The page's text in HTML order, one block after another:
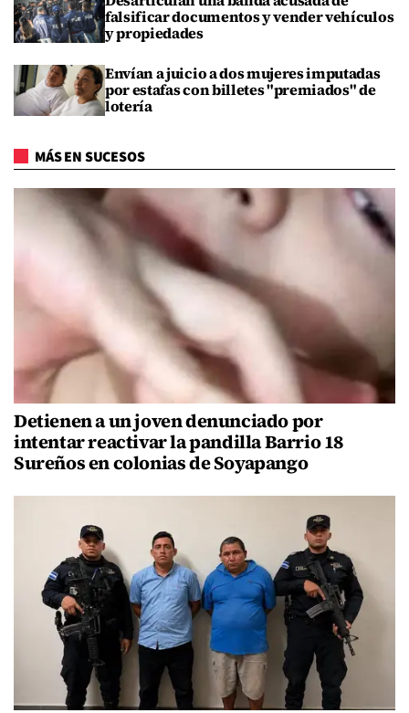
falsificar documentos y vender vehículos
y propiedades
Envían a juicio a dos mujeres imputadas
por estafas con billetes "premiados" de
lotería
MÁS EN SUCESOS
Detienen a un joven denunciado por
intentar reactivar la pandilla Barrio 18
Sureños en colonias de Soyapango